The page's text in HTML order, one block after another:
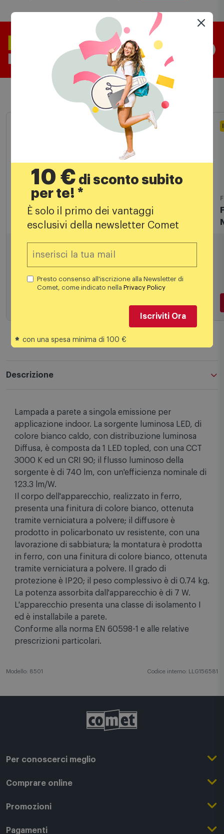
Prodotti simili
Faretti da incasso
Lombardo - FIX 503 Segna Passo Antracite
3,5W LL1200023 (Luce Clada)
64,39€
Descrizione
Lampada a parete a singola emissione per
applicazione indoor. La sorgente luminosa LED, di
colore bianco caldo, con distribuzione luminosa
Diffusa, è composta da 1 LED topled, con una CCT
3000 K ed un CRI 90; il flusso luminoso della
sorgente è di 740 lm, con un'efficienza nominale di
123.3 lm/W.
Il corpo dell'apparecchio, realizzato in ferro,
presenta una finitura di colore bianco, ottenuta
tramite verniciatura a polvere; il diffusore è
prodotto in policarbonato uv resistente, con una
lavorazione di sabbiatura; la montatura è prodotta
in ferro, con una finitura di colore bianco, ottenuta
tramite verniciatura a polvere. Il grado di
protezione è IP20; il peso complessivo è di 0.74 kg.
La potenza assorbita dall'apparecchio è di 7 W.
L'apparecchio presenta una classe di isolamento I
ed è installabile a parete.
Conforme alla norma EN 60598-1 e alle relative
prescrizioni particolari.
Modello: 8501 Codice interno: LLG156581
Per conoscerci meglio
Il Gruppo Comet
Punti di forza
Comprare online
Registrati su Comet
Acquista Online
Promozioni
Outlet
Pagamenti
10 € di sconto subito
per te! *
È solo il primo dei vantaggi
esclusivi della newsletter Comet
Presto consenso all'iscrizione alla Newsletter di
Comet, come indicato nellaPrivacy Policy
Iscriviti Ora
* con una spesa minima di 100 €